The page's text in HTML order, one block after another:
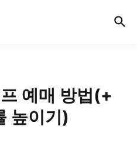
예매 방법(+
높이기)